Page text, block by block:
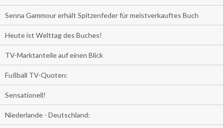
Senna Gammour erhält Spitzenfeder für meistverkauftes Buch
Heute ist Welttag des Buches!
TV-Marktanteile auf einen Blick
Fußball TV-Quoten:
Sensationell!
Niederlande - Deutschland: